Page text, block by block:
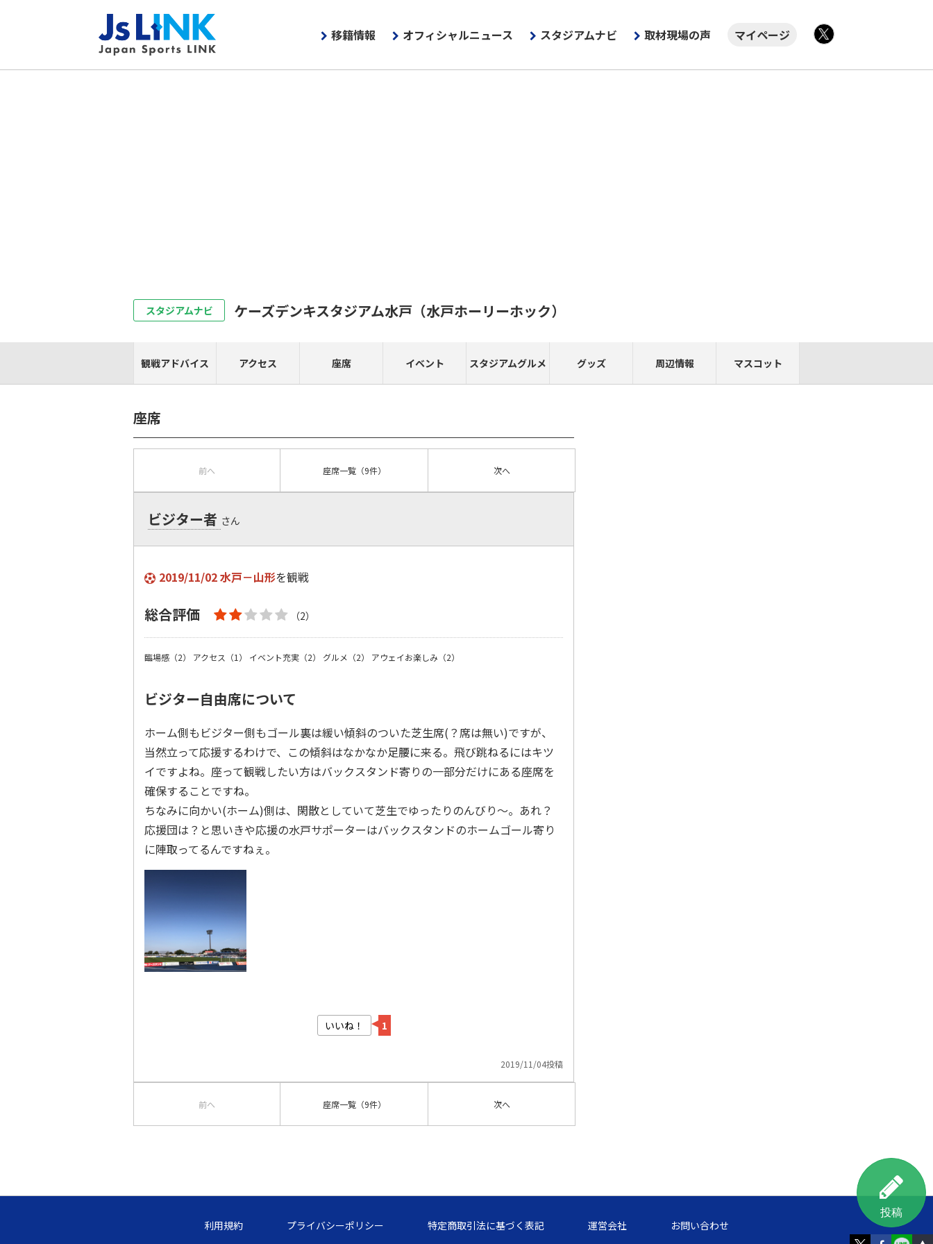
移籍情報 オフィシャルニュース スタジアムナビ 取材現場の声
マイページ
投稿
スタジアムナビ ケーズデンキスタジアム水戸 （水戸ホーリーホック）
観戦アドバイス アクセス 座席 イベント スタジアムグルメ グッズ 周辺情報 マスコット
座席
前へ 座席一覧（9件） 次へ
ビジター者 さん
2019/11/02 水戸－山形を観戦
総合評価 （2）
臨場感（2） アクセス（1） イベント充実（2） グルメ（2） アウェイお楽しみ（2）
ビジター自由席について
ホーム側もビジター側もゴール裏は緩い傾斜のついた芝生席(？席は無い)ですが、
当然立って応援するわけで、この傾斜はなかなか足腰に来る。飛び跳ねるにはキツ
イですよね。座って観戦したい方はバックスタンド寄りの一部分だけにある座席を
確保することですね。
ちなみに向かい(ホーム)側は、閑散としていて芝生でゆったりのんびり〜。あれ？
応援団は？と思いきや応援の水戸サポーターはバックスタンドのホームゴール寄り
に陣取ってるんですねぇ。
いいね！ 1
2019/11/04投稿
前へ 座席一覧（9件） 次へ
利用規約 プライバシーポリシー 特定商取引法に基づく表記 運営会社 お問い合わせ